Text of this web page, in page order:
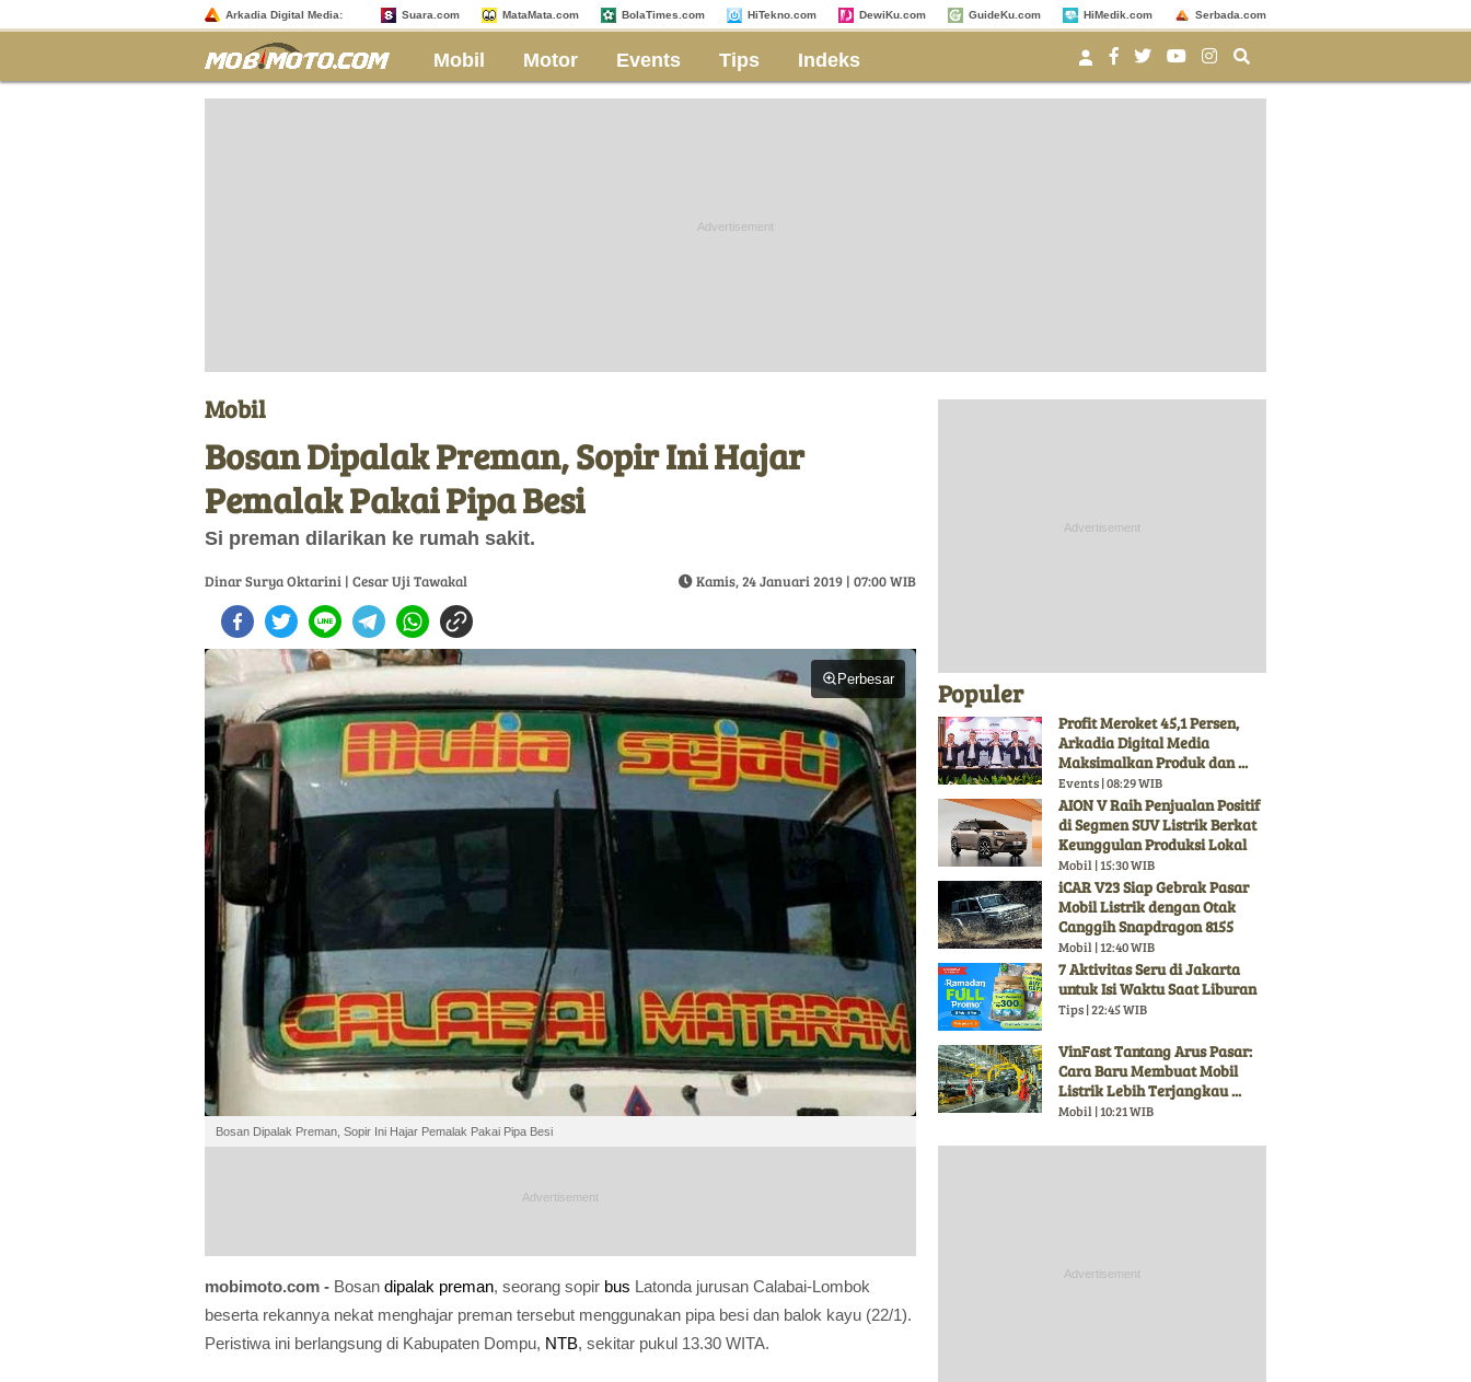
Arkadia Digital Media: Suara.com MataMata.com BolaTimes.com HiTekno.com DewiKu.com GuideKu.com HiMedik.com Serbada.com
Mobil Motor Events Tips Indeks
Mobil
Bosan Dipalak Preman, Sopir Ini Hajar
Pemalak Pakai Pipa Besi
Si preman dilarikan ke rumah sakit.
Dinar Surya Oktarini | Cesar Uji Tawakal Kamis, 24 Januari 2019 | 07:00 WIB
Perbesar
Bosan Dipalak Preman, Sopir Ini Hajar Pemalak Pakai Pipa Besi
mobimoto.com - Bosan dipalak preman, seorang sopir bus Latonda jurusan Calabai-Lombok
beserta rekannya nekat menghajar preman tersebut menggunakan pipa besi dan balok kayu (22/1).
Peristiwa ini berlangsung di Kabupaten Dompu, NTB, sekitar pukul 13.30 WITA.
Populer
Profit Meroket 45,1 Persen,
Arkadia Digital Media
Maksimalkan Produk dan ...
Events | 08:29 WIB
AION V Raih Penjualan Positif
di Segmen SUV Listrik Berkat
Keunggulan Produksi Lokal
Mobil | 15:30 WIB
iCAR V23 Siap Gebrak Pasar
Mobil Listrik dengan Otak
Canggih Snapdragon 8155
Mobil | 12:40 WIB
7 Aktivitas Seru di Jakarta
untuk Isi Waktu Saat Liburan
Tips | 22:45 WIB
VinFast Tantang Arus Pasar:
Cara Baru Membuat Mobil
Listrik Lebih Terjangkau ...
Mobil | 10:21 WIB